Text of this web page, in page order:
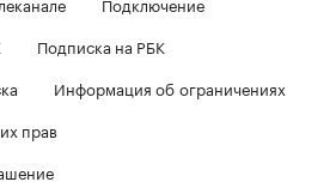
Подписка на РБК
Информация об ограничениях
прав